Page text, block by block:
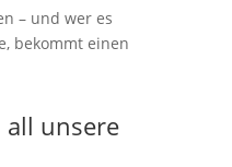
– und wer es
bekommt einen
all unsere